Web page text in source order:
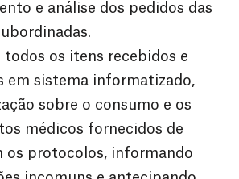
e análise dos pedidos das
todos os itens recebidos e
em sistema informatizado,
sobre o consumo e os
médicos fornecidos de
os protocolos, informando